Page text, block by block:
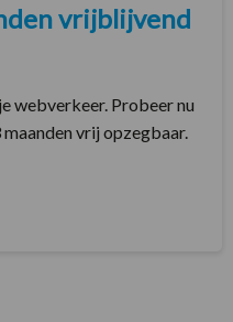
vrijblijvend
webverkeer. Probeer nu
vrij opzegbaar.